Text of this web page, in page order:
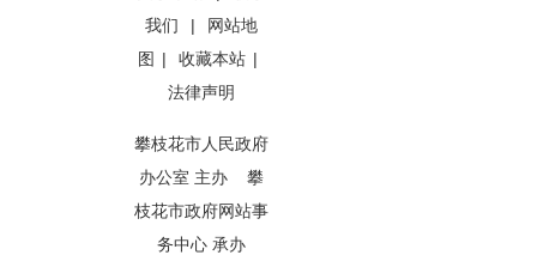
我们
|
网站地
图 | 收藏本站 |
法律声明
攀枝花市人民政府
办公室 主办 攀
枝花市政府网站事
务中心 承办